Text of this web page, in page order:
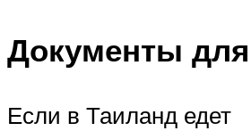
Документы
Если в Таиланд едет